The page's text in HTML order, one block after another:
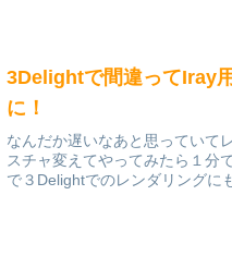
3Delightで間違ってIray
に！
なんだか遅いなあと思っていて
スチャ変えてやってみたら１分
で３Delightでのレンダリングに